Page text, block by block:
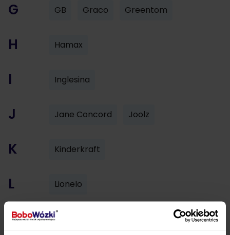
G GB Graco Greentom
H Hamax
I Inglesina
J Jane Concord Joolz
K Kinderkraft
L Lionelo
M Mast Swiss